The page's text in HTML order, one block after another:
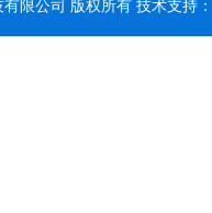
限公司 版权所有 技术支持：